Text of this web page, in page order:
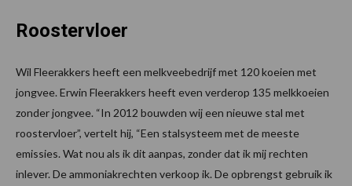
Roostervloer
Wil Fleerakkers heeft een melkveebedrijf met 120 koeien met
jongvee. Erwin Fleerakkers heeft even verderop 135 melkkoeien
zonder jongvee. “In 2012 bouwden wij een nieuwe stal met
roostervloer”, vertelt hij, “Een stalsysteem met de meeste
emissies. Wat nou als ik dit aanpas, zonder dat ik mij rechten
inlever. De ammoniakrechten verkoop ik. De opbrengst gebruik ik